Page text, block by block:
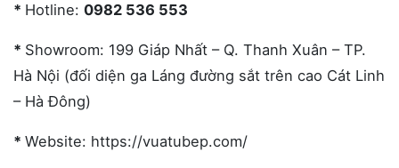
* Hotline: 0982 536 553
* Showroom: 199 Giáp Nhất – Q. Thanh Xuân – TP.
Hà Nội (đối diện ga Láng đường sắt trên cao Cát Linh
– Hà Đông)
* Website: https://vuatubep.com/